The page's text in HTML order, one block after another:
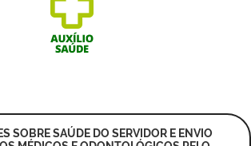
SOBRE SAÚDE DO SERVIDOR E ENVIO